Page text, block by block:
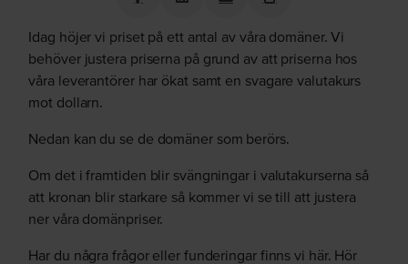
Idag höjer vi priset på ett antal av våra domäner. Vi
behöver justera priserna på grund av att priserna hos
våra leverantörer har ökat samt en svagare valutakurs
mot dollarn.
Nedan kan du se de domäner som berörs.
Om det i framtiden blir svängningar i valutakurserna så
att kronan blir starkare så kommer vi se till att justera
ner våra domänpriser.
Har du några frågor eller funderingar finns vi här. Hör